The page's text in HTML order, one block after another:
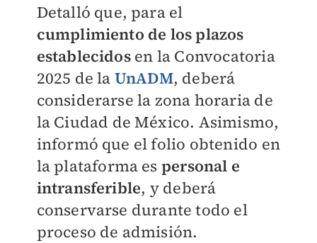
Detalló que, para el
cumplimiento de los plazos
establecidos en la Convocatoria
2025 de la UnADM, deberá
considerarse la zona horaria de
la Ciudad de México. Asimismo,
informó que el folio obtenido en
la plataforma es personal e
intransferible, y deberá
conservarse durante todo el
proceso de admisión.